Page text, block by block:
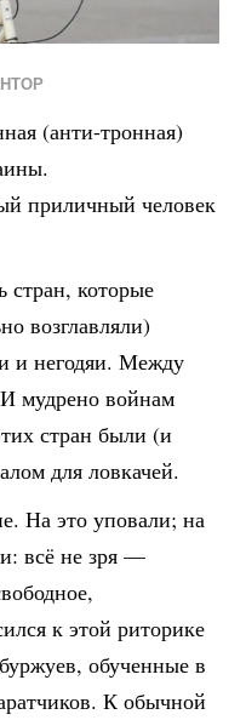
(анти-тронная)
приличный человек
стран, которые
возглавляли)
и негодяи. Между
мудрено войнам
стран были (и
для ловкачей.
На это уповали; на
всё не зря —
к этой риторике
обученные в
К обычной